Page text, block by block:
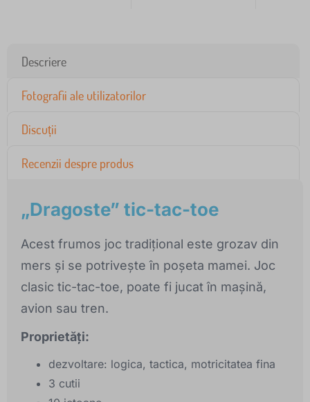
Descriere
Fotografii ale utilizatorilor
Discuții
Recenzii despre produs
„Dragoste” tic-tac-toe
Acest frumos joc tradițional este grozav din
mers și se potrivește în poșeta mamei. Joc
clasic tic-tac-toe, poate fi jucat în mașină,
avion sau tren.
Proprietăți:
dezvoltare: logica, tactica, motricitatea fina
3 cutii